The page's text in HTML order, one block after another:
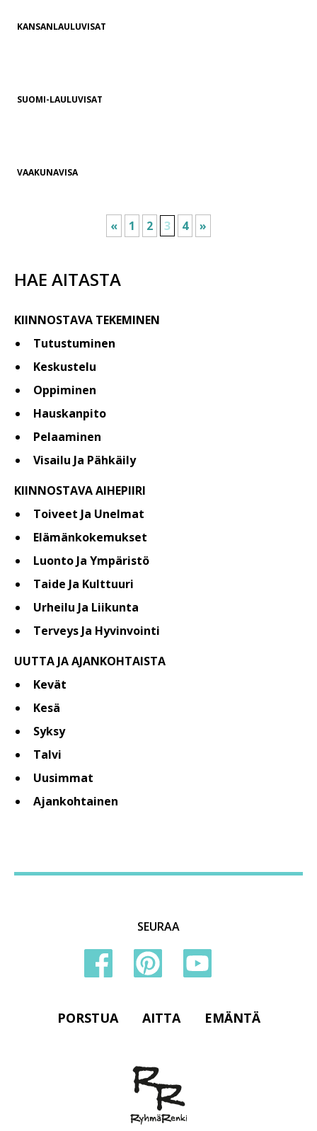
KANSANLAULUVISAT
SUOMI-LAULUVISAT
VAAKUNAVISA
« 1 2 3 4 »
HAE AITASTA
KIINNOSTAVA TEKEMINEN
Tutustuminen
Keskustelu
Oppiminen
Hauskanpito
Pelaaminen
Visailu Ja Pähkäily
KIINNOSTAVA AIHEPIIRI
Toiveet Ja Unelmat
Elämänkokemukset
Luonto Ja Ympäristö
Taide Ja Kulttuuri
Urheilu Ja Liikunta
Terveys Ja Hyvinvointi
UUTTA JA AJANKOHTAISTA
Kevät
Kesä
Syksy
Talvi
Uusimmat
Ajankohtainen
SEURAA
PORSTUA AITTA EMÄNTÄ